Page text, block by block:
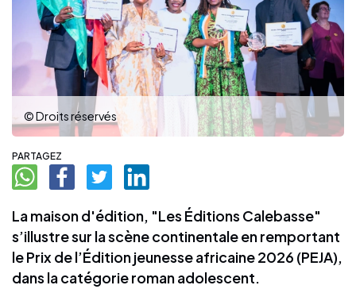
© Droits réservés
PARTAGEZ
La maison d'édition, "Les Éditions Calebasse"
s’illustre sur la scène continentale en remportant
le Prix de l’Édition jeunesse africaine 2026 (PEJA),
dans la catégorie roman adolescent.